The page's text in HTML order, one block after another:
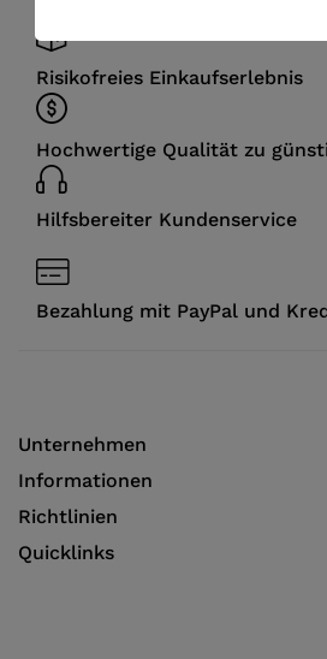
Risikofreies Einkaufserlebnis
Hochwertige Qualität zu
Hilfsbereiter Kundenservice
Bezahlung mit PayPal und
Unternehmen
Informationen​
Richtlinien
Quicklinks